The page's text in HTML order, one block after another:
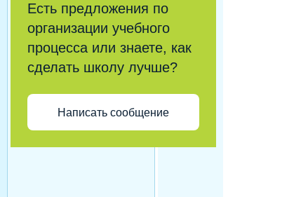
Есть предложения по
организации учебного
процесса или знаете, как
сделать школу лучше?
Написать сообщение